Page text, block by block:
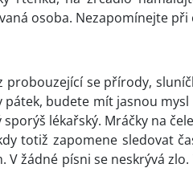
osoba. Nezapomínejte
se přírody,
pátek, budete mít jasnou
lékařský. Mráčky na
totiž zapomene sledovat
žádné písni se neskrývá